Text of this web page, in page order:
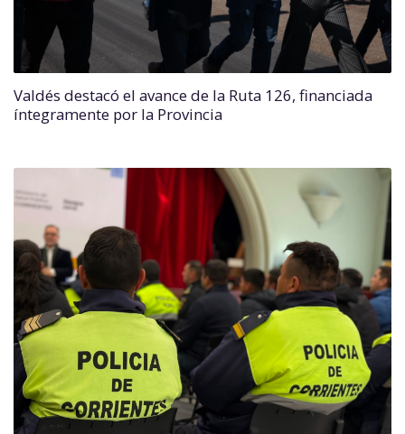
Valdés destacó el avance de la Ruta 126, financiada
íntegramente por la Provincia